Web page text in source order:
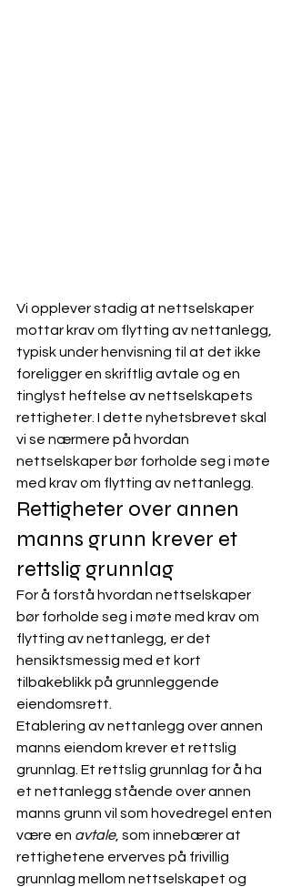
Vi opplever stadig at nettselskaper
mottar krav om flytting av nettanlegg,
typisk under henvisning til at det ikke
foreligger en skriftlig avtale og en
tinglyst heftelse av nettselskapets
rettigheter. I dette nyhetsbrevet skal
vi se nærmere på hvordan
nettselskaper bør forholde seg i møte
med krav om flytting av nettanlegg.
Rettigheter over annen
manns grunn krever et
rettslig grunnlag
For å forstå hvordan nettselskaper
bør forholde seg i møte med krav om
flytting av nettanlegg, er det
hensiktsmessig med et kort
tilbakeblikk på grunnleggende
eiendomsrett.
Etablering av nettanlegg over annen
manns eiendom krever et rettslig
grunnlag. Et rettslig grunnlag for å ha
et nettanlegg stående over annen
manns grunn vil som hovedregel enten
være en avtale, som innebærer at
rettighetene erverves på frivillig
grunnlag mellom nettselskapet og